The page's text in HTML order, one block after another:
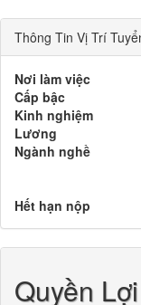
Thông Tin Vị Trí
Nơi làm việc
Cấp bậc
Kinh nghiệm
Lương
Ngành nghề
Hết hạn nộp
Quyền Lợi